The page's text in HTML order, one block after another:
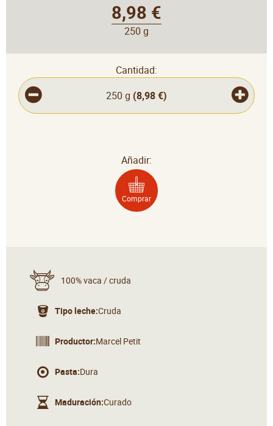
8,98 €
250 g
Cantidad:
250 g (8,98 €)
Añadir:
Comprar
100% vaca / cruda
Tipo leche:Cruda
Productor:Marcel Petit
Pasta:Dura
Maduración:Curado